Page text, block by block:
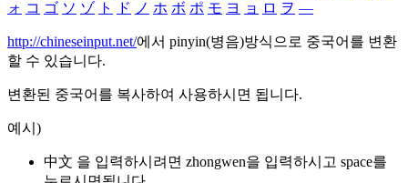
ォ コ ゴ ソ ゾ ト ド ノ ホ ボ ポ モ ヨ ョ ロ ヲ ―
http://chineseinput.net/에서 pinyin(병음)방식으로 중국어를 변환
할 수 있습니다.
변환된 중국어를 복사하여 사용하시면 됩니다.
예시)
中文 을 입력하시려면 zhongwen을 입력하시고 space를